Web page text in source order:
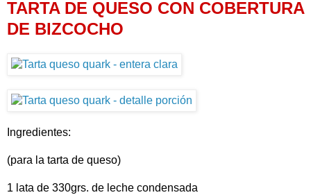
TARTA DE QUESO CON COBERTURA
DE BIZCOCHO
Ingredientes:
(para la tarta de queso)
1 lata de 330grs. de leche condensada